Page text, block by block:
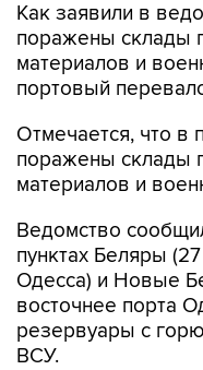
Как заявили в
поражены склады
материалов и
портовый
Отмечается, что в
поражены склады
материалов и
Ведомство
пунктах Беляры
Одесса) и Новые
восточнее порта
резервуары с
ВСУ.